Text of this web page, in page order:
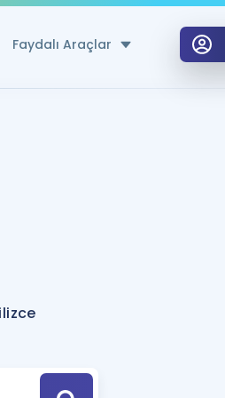
Faydalı Araçlar
Hesaplama Aracı
için Öneriler
Tek Takvimde